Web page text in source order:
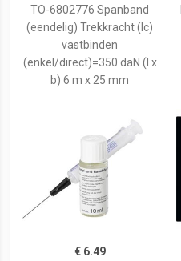
TO-6802776 Spanband
(eendelig) Trekkracht (lc)
vastbinden
(enkel/direct)=350 daN (l x
b) 6 m x 25 mm
€ 6.49